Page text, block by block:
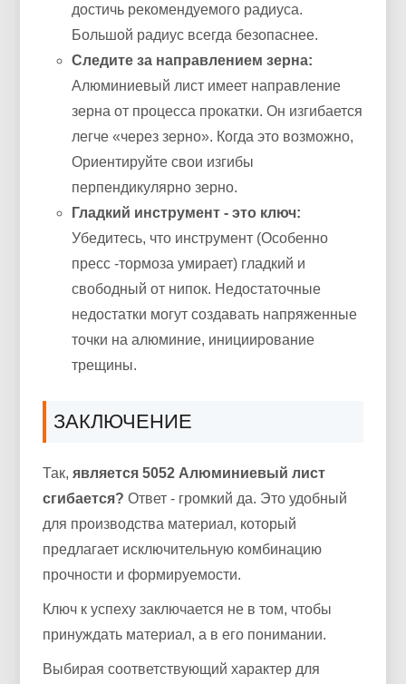
достичь рекомендуемого радиуса.
Большой радиус всегда безопаснее.
Следите за направлением зерна:
Алюминиевый лист имеет направление
зерна от процесса прокатки. Он изгибается
легче «через зерно». Когда это возможно,
Ориентируйте свои изгибы
перпендикулярно зерно.
Гладкий инструмент - это ключ:
Убедитесь, что инструмент (Особенно
пресс -тормоза умирает) гладкий и
свободный от нипок. Недостаточные
недостатки могут создавать напряженные
точки на алюминие, инициирование
трещины.
ЗАКЛЮЧЕНИЕ
Так,является 5052 Алюминиевый лист
сгибается? Ответ - громкий да. Это удобный
для производства материал, который
предлагает исключительную комбинацию
прочности и формируемости.
Ключ к успеху заключается не в том, чтобы
принуждать материал, а в его понимании.
Выбирая соответствующий характер для